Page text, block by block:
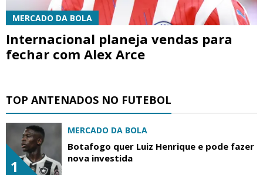
MERCADO DA BOLA
Internacional planeja vendas para
fechar com Alex Arce
TOP ANTENADOS NO FUTEBOL
1
MERCADO DA BOLA
Botafogo quer Luiz Henrique e pode fazer
nova investida